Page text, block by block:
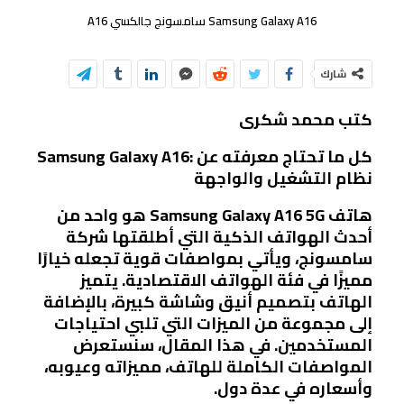
Samsung Galaxy A16 سامسونج جالكسي A16
شارك
كتب محمد شكرى
Samsung Galaxy A16: كل ما تحتاج معرفته عن
نظام التشغيل والواجهة
هاتف Samsung Galaxy A16 5G هو واحد من
أحدث الهواتف الذكية التي أطلقتها شركة
سامسونج، ويأتي بمواصفات قوية تجعله خيارًا
مميزًا في فئة الهواتف الاقتصادية. يتميز
الهاتف بتصميم أنيق وشاشة كبيرة، بالإضافة
إلى مجموعة من الميزات التي تلبي احتياجات
المستخدمين. في هذا المقال، سنستعرض
المواصفات الكاملة للهاتف، مميزاته وعيوبه،
وأسعاره في عدة دول.